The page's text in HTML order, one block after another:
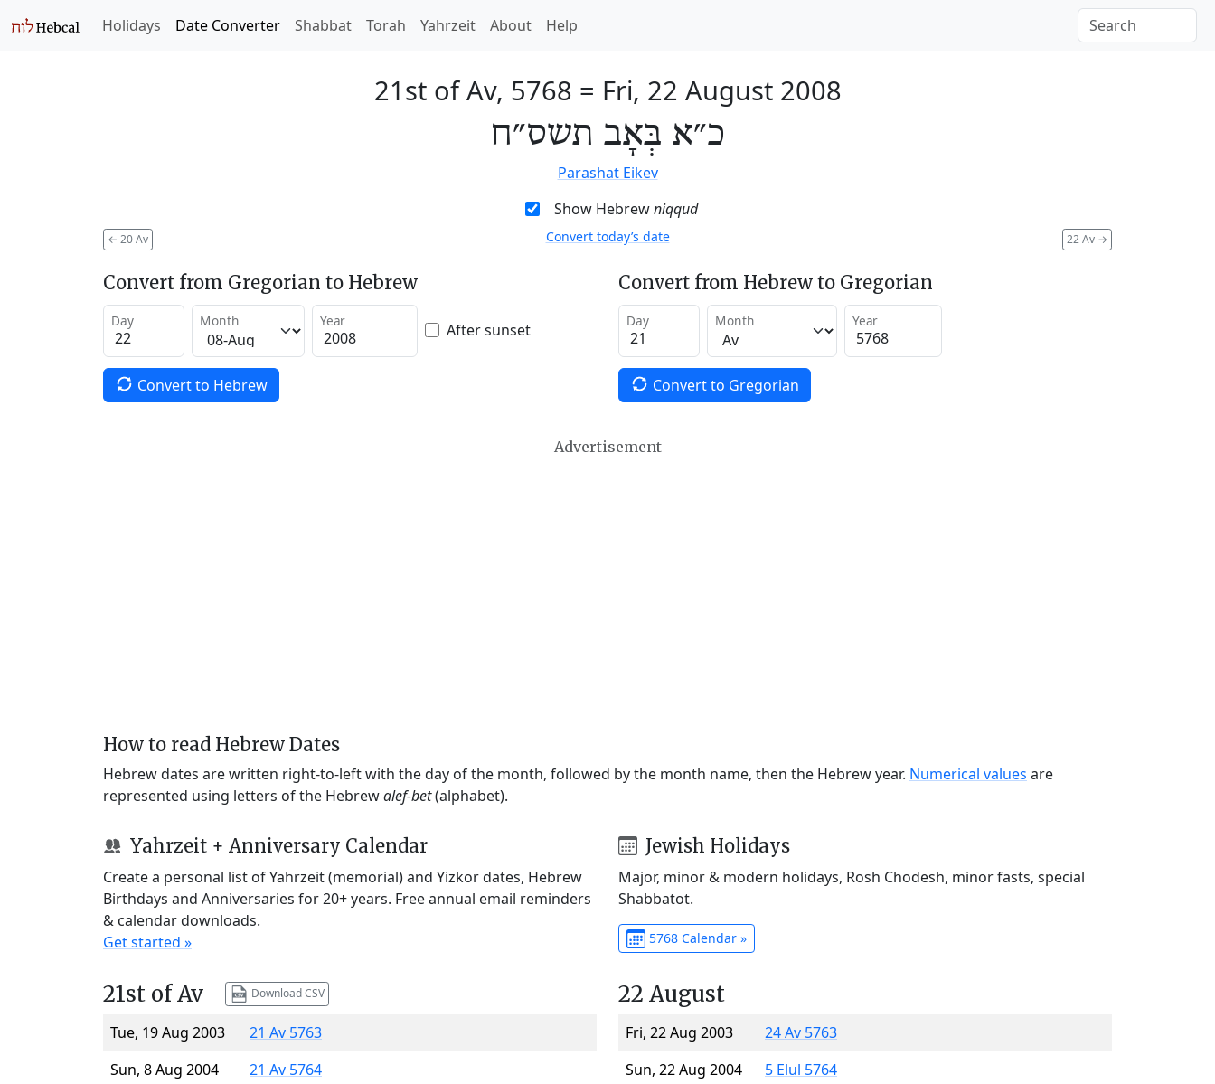
Holidays Date Converter Shabbat Torah Yahrzeit About Help
21st of Av, 5768 = Fri, 22 August 2008
כ״א בְּאָב תשס״ח
Parashat Eikev
Show Hebrewniqqud
← 20 Av 22 Av →
Convert today’s date
Convert from Gregorian to Hebrew
Day Month Year After sunset
Convert to Hebrew
Convert from Hebrew to Gregorian
Day Month Year
Convert to Gregorian
Advertisement
How to read Hebrew Dates
Hebrew dates are written right-to-left with the day of the month, followed by the month name, then the Hebrew year. Numerical values are
represented using letters of the Hebrewalef-bet(alphabet).
Yahrzeit + Anniversary Calendar
Create a personal list of Yahrzeit (memorial) and Yizkor dates, Hebrew
Birthdays and Anniversaries for 20+ years. Free annual email reminders
& calendar downloads.
Get started »
Jewish Holidays
Major, minor & modern holidays, Rosh Chodesh, minor fasts, special
Shabbatot.
5768 Calendar »
21st of Av Download CSV
Tue, 19 Aug 2003
21 Av 5763
Sun, 8 Aug 2004
21 Av 5764
22 August
Fri, 22 Aug 2003
24 Av 5763
Sun, 22 Aug 2004
5 Elul 5764